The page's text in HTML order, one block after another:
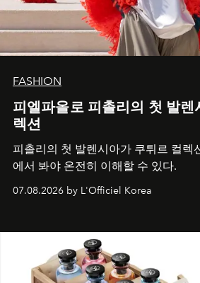
FASHION
피엘파올로 피촐리의 첫 발렌
렉션
피촐리의 첫 발렌시아가 쿠튀르 컬렉
에서 봐야 온전히 이해할 수 있다.
07.08.2026 by L'Officiel Korea